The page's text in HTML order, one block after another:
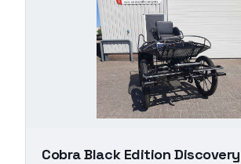
Cobra Black Edition